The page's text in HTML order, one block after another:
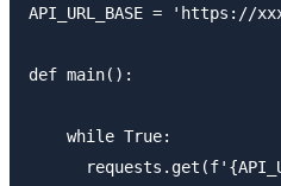
API_URL_BASE = 'https://
def main():
    while True: